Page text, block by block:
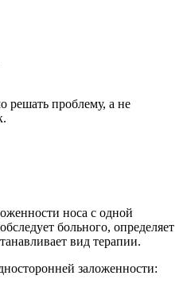
решать проблему, а не
носа с одной
больного, определяет
вид терапии.
заложенности: